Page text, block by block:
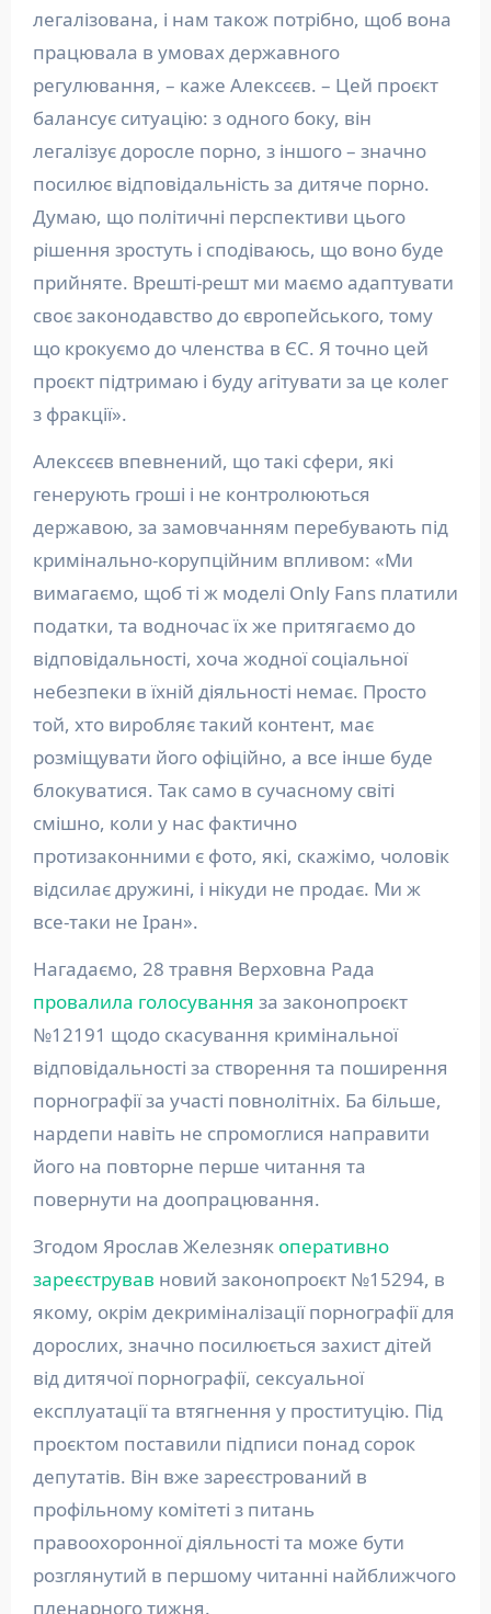
легалізована, і нам також потрібно, щоб вона
працювала в умовах державного
регулювання, – каже Алексєєв. – Цей проєкт
балансує ситуацію: з одного боку, він
легалізує доросле порно, з іншого – значно
посилює відповідальність за дитяче порно.
Думаю, що політичні перспективи цього
рішення зростуть і сподіваюсь, що воно буде
прийняте. Врешті-решт ми маємо адаптувати
своє законодавство до європейського, тому
що крокуємо до членства в ЄС. Я точно цей
проєкт підтримаю і буду агітувати за це колег
з фракції».
Алексєєв впевнений, що такі сфери, які
генерують гроші і не контролюються
державою, за замовчанням перебувають під
кримінально-корупційним впливом: «Ми
вимагаємо, щоб ті ж моделі Only Fans платили
податки, та водночас їх же притягаємо до
відповідальності, хоча жодної соціальної
небезпеки в їхній діяльності немає. Просто
той, хто виробляє такий контент, має
розміщувати його офіційно, а все інше буде
блокуватися. Так само в сучасному світі
смішно, коли у нас фактично
протизаконними є фото, які, скажімо, чоловік
відсилає дружині, і нікуди не продає. Ми ж
все-таки не Іран».
Нагадаємо, 28 травня Верховна Рада
провалила голосування за законопроєкт
№12191 щодо скасування кримінальної
відповідальності за створення та поширення
порнографії за участі повнолітніх. Ба більше,
нардепи навіть не спромоглися направити
його на повторне перше читання та
повернути на доопрацювання.
Згодом Ярослав Железняк оперативно
зареєстрував новий законопроєкт №15294, в
якому, окрім декриміналізації порнографії для
дорослих, значно посилюється захист дітей
від дитячої порнографії, сексуальної
експлуатації та втягнення у проституцію. Під
проєктом поставили підписи понад сорок
депутатів. Він вже зареєстрований в
профільному комітеті з питань
правоохоронної діяльності та може бути
розглянутий в першому читанні найближчого
пленарного тижня.